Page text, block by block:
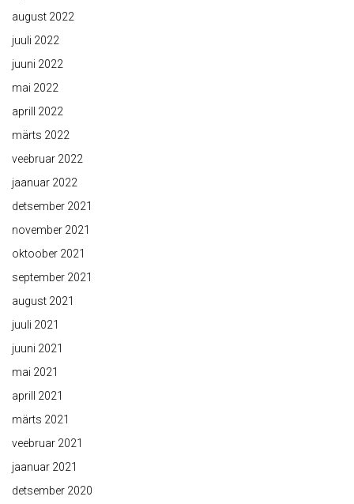
august 2022
juuli 2022
juuni 2022
mai 2022
aprill 2022
märts 2022
veebruar 2022
jaanuar 2022
detsember 2021
november 2021
oktoober 2021
september 2021
august 2021
juuli 2021
juuni 2021
mai 2021
aprill 2021
märts 2021
veebruar 2021
jaanuar 2021
detsember 2020